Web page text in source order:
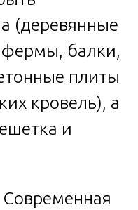
(деревянные
балки,
плиты
кровель), а
и
Современная